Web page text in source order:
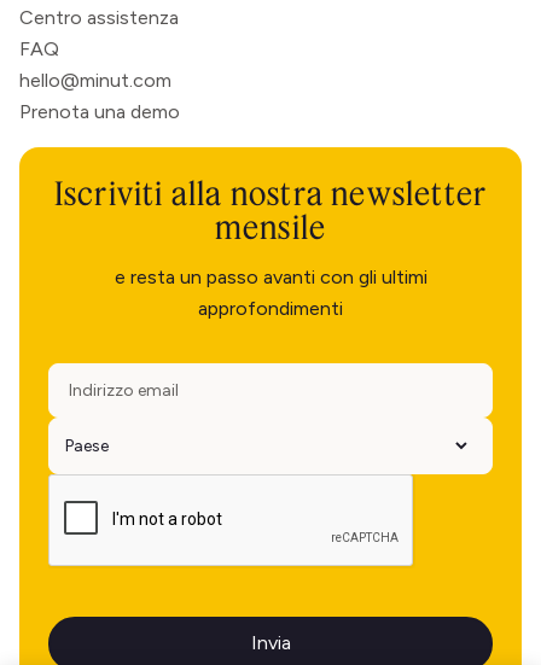
Centro assistenza
FAQ
hello@minut.com
Prenota una demo
Iscriviti alla nostra newsletter
mensile
e resta un passo avanti con gli ultimi
approfondimenti